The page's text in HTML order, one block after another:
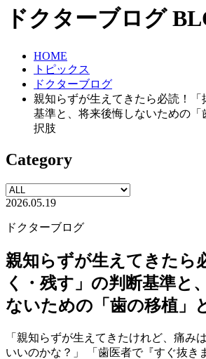
ドクターブログ
HOME
トピックス
ドクターブログ
親知らずが生えてきたら必読！
基準と、将来後悔しないための「
択肢
Category
2026.05.19
ドクターブログ
親知らずが生えてきたら
く・残す」の判断基準と
ないための「歯の移植」
「親知らずが生えてきたけれど、痛み
いいのかな？」 「歯医者で『すぐ抜き